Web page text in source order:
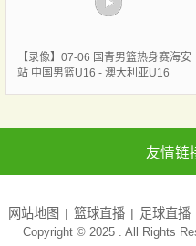
【录像】07-06 国青男篮热身赛海安
站 中国男篮U16 - 澳大利亚U16
友情链
网站地图 篮球直播 足球直播
Copyright © 2025 . All Rights